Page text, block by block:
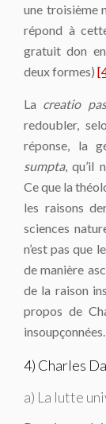
une troisième
répond à
gratuit don
deux formes)
La creatio
redoubler,
réponse, la
sumpta, qu’il
Ce que la
les raisons
sciences
n’est pas que
de manière
de la raison
propos de
insoupçonnées.
4) Charles
a) La lutte